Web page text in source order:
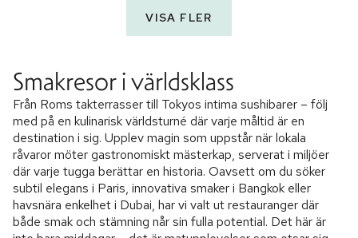
VISA FLER
Smakresor i världsklass
Från Roms takterrasser till Tokyos intima sushibarer – följ
med på en kulinarisk världsturné där varje måltid är en
destination i sig. Upplev magin som uppstår när lokala
råvaror möter gastronomiskt mästerkap, serverat i miljöer
där varje tugga berättar en historia. Oavsett om du söker
subtil elegans i Paris, innovativa smaker i Bangkok eller
havsnära enkelhet i Dubai, har vi valt ut restauranger där
både smak och stämning når sin fulla potential. Det här är